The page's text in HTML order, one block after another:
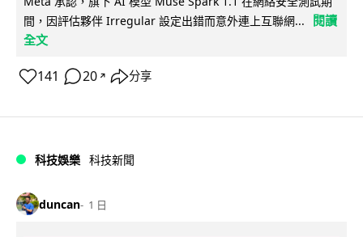
間，因評估夥伴 Irregular 設定出錯而意外連上互聯網...
閱讀
全文
141 20 ↗ 分享
科技娛樂 科技新聞
duncan 1 日